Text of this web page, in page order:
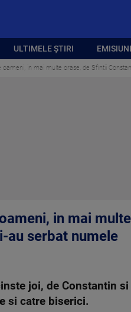
ULTIMELE ȘTIRI
oameni, in mai multe orase, de Sfintii
in mai
au serbat numele
joi, de Constantin
si catre biserici.